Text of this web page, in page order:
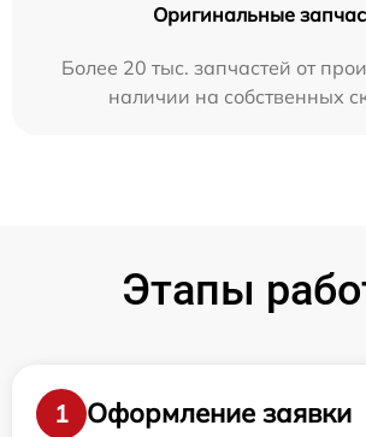
Оригинальные
Более 20 тыс. запчастей от
наличии на собственных
Этапы
1
Оформление заявки